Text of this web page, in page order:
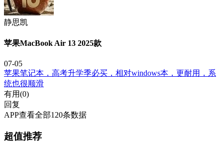
静思凯
苹果MacBook Air 13 2025款
07-05
苹果笔记本，高考升学季必买，相对windows本，更耐用，系
统也很顺滑
有用(0)
回复
APP查看全部120条数据
超值推荐